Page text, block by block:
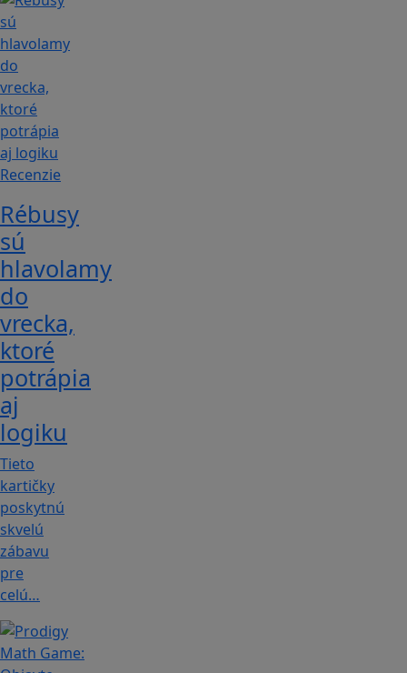
Recenzie
Rébusy
sú
hlavolamy
do
vrecka,
ktoré
potrápia
aj
logiku
Tieto
kartičky
poskytnú
skvelú
zábavu
pre
celú…